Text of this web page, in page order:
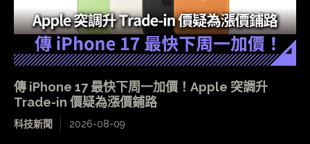
傳 iPhone 17 最快下周一加價！Apple 突調升
Trade-in 價疑為漲價鋪路
科技新聞 2026-08-09